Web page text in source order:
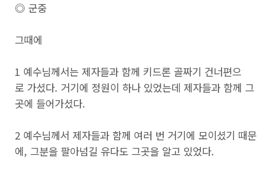
◎ 군중
그때에
1 예수님께서는 제자들과 함께 키드론 골짜기 건너편으
로 가셨다. 거기에 정원이 하나 있었는데 제자들과 함께 그
곳에 들어가셨다.
2 예수님께서 제자들과 함께 여러 번 거기에 모이셨기 때문
에, 그분을 팔아넘길 유다도 그곳을 알고 있었다.